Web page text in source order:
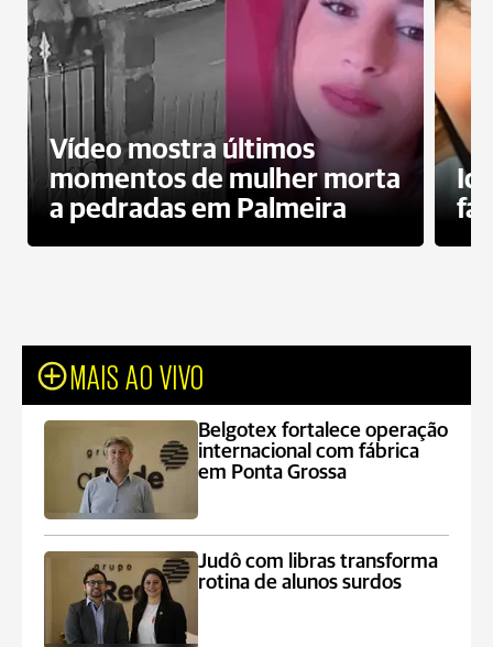
Vídeo mostra últimos
momentos de mulher morta
a pedradas em Palmeira
MAIS AO VIVO
Belgotex fortalece operação
internacional com fábrica
em Ponta Grossa
Judô com libras transforma
rotina de alunos surdos